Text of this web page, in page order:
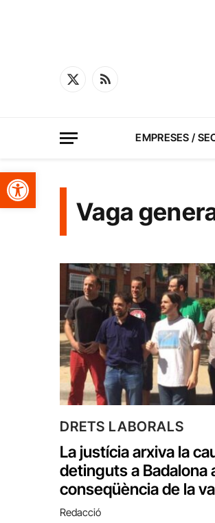
Obre la barra d'eines
X
RSS
EMPRESES /
Vaga
DRETS LABORALS
La justícia arxiva la
detinguts a Badalona
conseqüència de la
Redacció